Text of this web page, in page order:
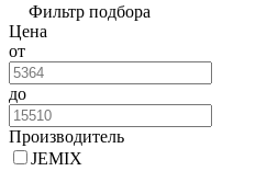
Фильтр подбора
Цена
от
до
Производитель
JEMIX